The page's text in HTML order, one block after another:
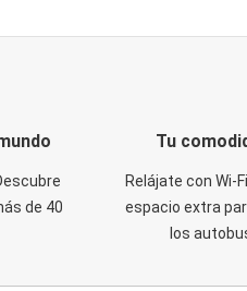
de 40
Tu
Relájate con Wi-
espacio extra
los